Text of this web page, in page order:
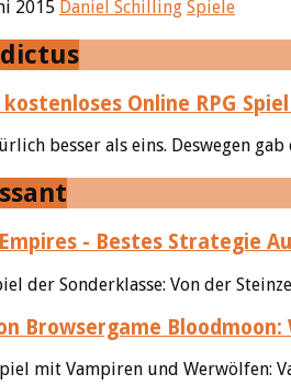
2015 Daniel Schilling Spiele
besser als eins. Deswegen
der Sonderklasse: Von der
mit Vampiren und Werwölfen: